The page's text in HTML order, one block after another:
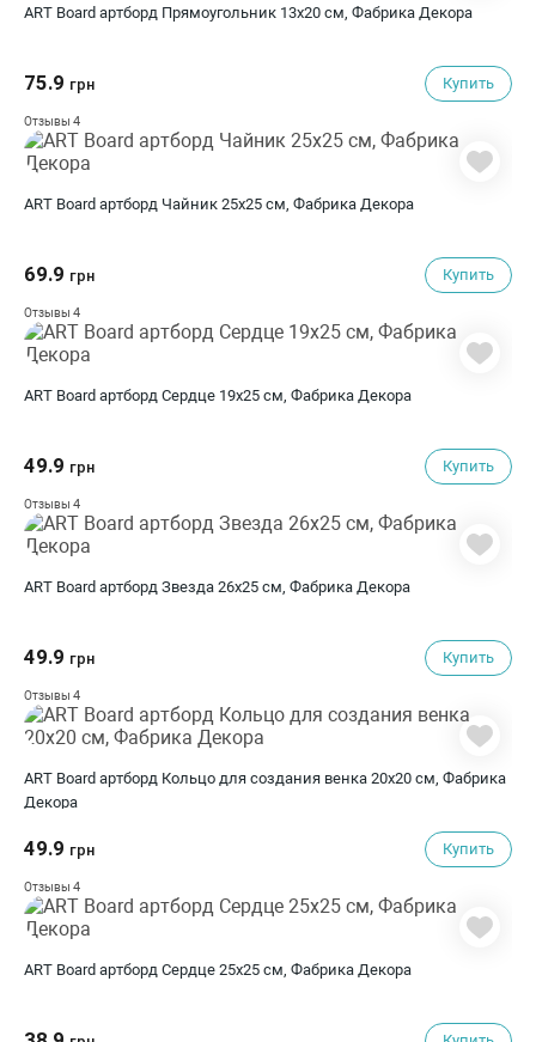
ART Board артборд Прямоугольник 13х20 см, Фабрика Декора
75.9 грн Купить
Отзывы 4
ART Board артборд Чайник 25х25 см, Фабрика Декора
69.9 грн Купить
Отзывы 4
ART Board артборд Сердце 19х25 см, Фабрика Декора
49.9 грн Купить
Отзывы 4
ART Board артборд Звезда 26х25 см, Фабрика Декора
49.9 грн Купить
Отзывы 4
ART Board артборд Кольцо для создания венка 20х20 см, Фабрика
Декора
49.9 грн Купить
Отзывы 4
ART Board артборд Сердце 25х25 см, Фабрика Декора